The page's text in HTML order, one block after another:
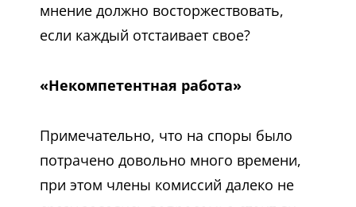
мнение должно восторжествовать,
если каждый отстаивает свое?
«Некомпетентная работа»
Примечательно, что на споры было
потрачено довольно много времени,
при этом члены комиссий далеко не